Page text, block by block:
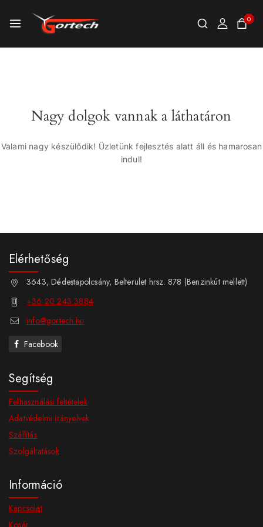
0
Nagy dolgok vannak a láthatáron
Valami nagy készülődik! Üzletünk fejlesztés alatt áll és hamarosan
indul!
Elérhetőség
3643, Dédestapolcsány, Belterület hrsz. 878 (Benzinkút mellett)
+36 20 243 3884
info@gortech.hu
Facebook
Segítség
Felhasználási feltételek
Adatvédelmi irányelvek
Szállítás
Szolgáltatások
Információ
Kapcsolat